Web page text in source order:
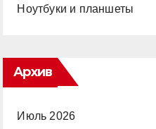
Ноутбуки и планшеты
Архив
Июль 2026